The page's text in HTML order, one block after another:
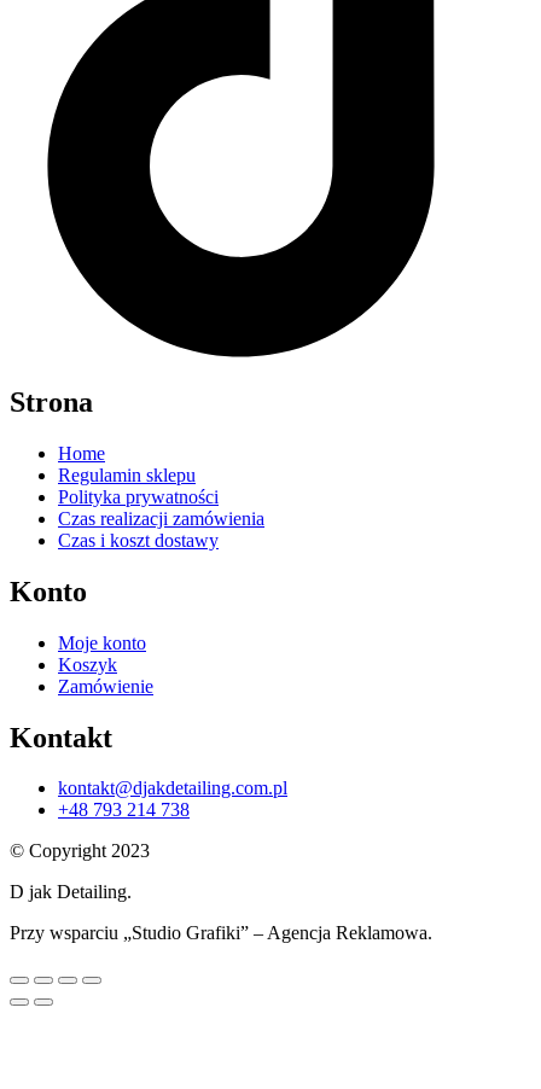
Strona
Home
Regulamin sklepu
Polityka prywatności
Czas realizacji zamówienia
Czas i koszt dostawy
Konto
Moje konto
Koszyk
Zamówienie
Kontakt
kontakt@djakdetailing.com.pl
+48 793 214 738
© Copyright 2023
D jak Detailing.
Przy wsparciu „Studio Grafiki” – Agencja Reklamowa.